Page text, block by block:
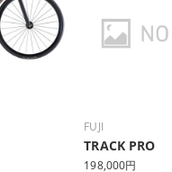
FUJI
TRACK PRO
198,000円